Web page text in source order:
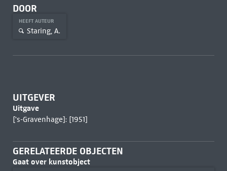
DOOR
HEEFT AUTEUR
Staring, A.
UITGEVER
Uitgave
['s-Gravenhage]: [1951]
GERELATEERDE OBJECTEN
Gaat over kunstobject